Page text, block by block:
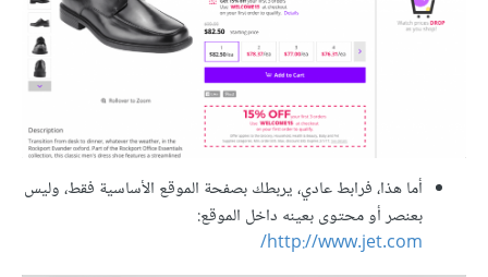
أما هذا، فرابط عادي، يربطك بصفحة الموقع الأساسية فقط، وليس
بعنصر أو محتوى بعينه داخل الموقع:
http://www.jet.com/